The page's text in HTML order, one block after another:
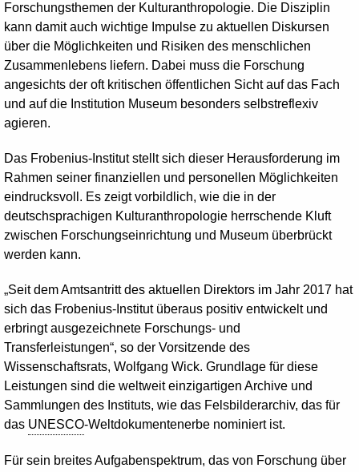
Forschungsthemen der Kulturanthropologie. Die Disziplin
kann damit auch wichtige Impulse zu aktuellen Diskursen
über die Möglichkeiten und Risiken des menschlichen
Zusammenlebens liefern. Dabei muss die Forschung
angesichts der oft kritischen öffentlichen Sicht auf das Fach
und auf die Institution Museum besonders selbstreflexiv
agieren.
Das Frobenius-Institut stellt sich dieser Herausforderung im
Rahmen seiner finanziellen und personellen Möglichkeiten
eindrucksvoll. Es zeigt vorbildlich, wie die in der
deutschsprachigen Kulturanthropologie herrschende Kluft
zwischen Forschungseinrichtung und Museum überbrückt
werden kann.
„Seit dem Amtsantritt des aktuellen Direktors im Jahr 2017 hat
sich das Frobenius-Institut überaus positiv entwickelt und
erbringt ausgezeichnete Forschungs- und
Transferleistungen“, so der Vorsitzende des
Wissenschaftsrats, Wolfgang Wick. Grundlage für diese
Leistungen sind die weltweit einzigartigen Archive und
Sammlungen des Instituts, wie das Felsbilderarchiv, das für
das UNESCO-Weltdokumentenerbe nominiert ist.
Für sein breites Aufgabenspektrum, das von Forschung über